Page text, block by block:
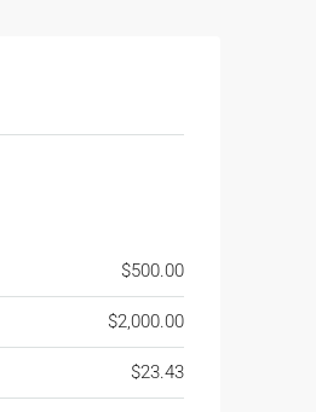
$500.00
$2,000.00
$23.43